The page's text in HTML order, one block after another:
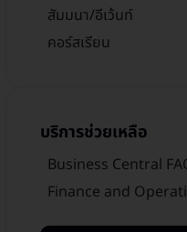
สัมมนา/อีเว้นท์
คอร์สเรียน
บริการช่วยเหลือ
Business Central
Finance and